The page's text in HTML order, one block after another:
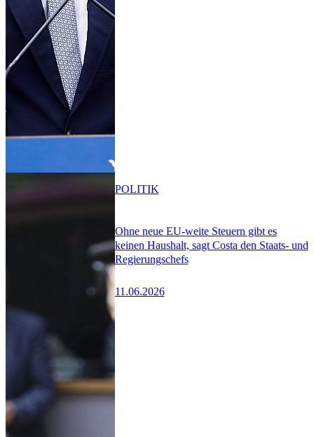
Ohne neue EU-weite Steuern gibt es
keinen Haushalt, sagt Costa den Staats- und
Regierungschefs
11.06.2026
POLITIK